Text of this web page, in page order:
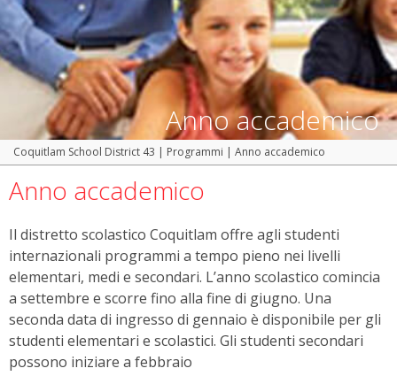
Anno accademico
Coquitlam School District 43 | Programmi | Anno accademico
Anno accademico
Il distretto scolastico Coquitlam offre agli studenti
internazionali programmi a tempo pieno nei livelli
elementari, medi e secondari. L’anno scolastico comincia
a settembre e scorre fino alla fine di giugno. Una
seconda data di ingresso di gennaio è disponibile per gli
studenti elementari e scolastici. Gli studenti secondari
possono iniziare a febbraio